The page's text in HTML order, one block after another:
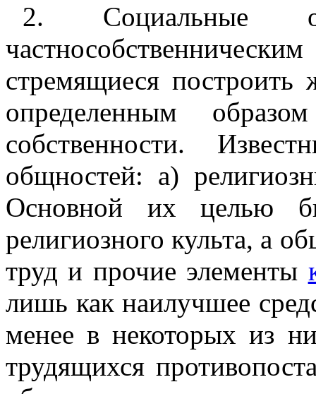
2. Социальные
стремящиеся построить
определенным
собственности.
общностей: а)
Основной их целью
религиозного культа, а
труд и прочие элементы
лишь как наилучшее
менее в некоторых из
трудящихся